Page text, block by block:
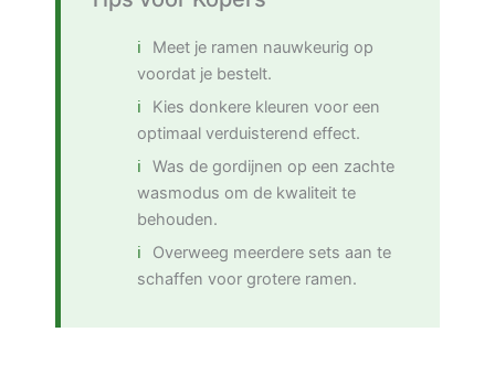
Meet je ramen nauwkeurig op
voordat je bestelt.
Kies donkere kleuren voor een
optimaal verduisterend effect.
Was de gordijnen op een zachte
wasmodus om de kwaliteit te
behouden.
Overweeg meerdere sets aan te
schaffen voor grotere ramen.